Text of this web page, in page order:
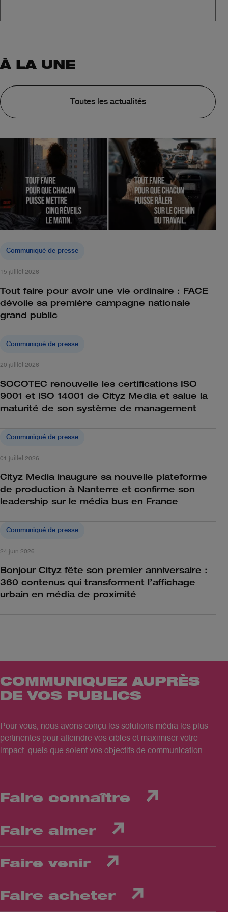
À LA UNE
Toutes les actualités
Communiqué de presse
15 juillet 2026
Tout faire pour avoir une vie ordinaire : FACE
dévoile sa première campagne nationale
grand public
Communiqué de presse
20 juillet 2026
SOCOTEC renouvelle les certifications ISO
9001 et ISO 14001 de Cityz Media et salue la
maturité de son système de management
Communiqué de presse
01 juillet 2026
Cityz Media inaugure sa nouvelle plateforme
de production à Nanterre et confirme son
leadership sur le média bus en France
Communiqué de presse
24 juin 2026
Bonjour Cityz fête son premier anniversaire :
360 contenus qui transforment l’affichage
urbain en média de proximité
COMMUNIQUEZ AUPRÈS
DE VOS PUBLICS
Pour vous, nous avons conçu les solutions média les plus
pertinentes pour atteindre vos cibles et maximiser votre
impact, quels que soient vos objectifs de communication.
Faire connaître
Faire aimer
Faire venir
Faire acheter